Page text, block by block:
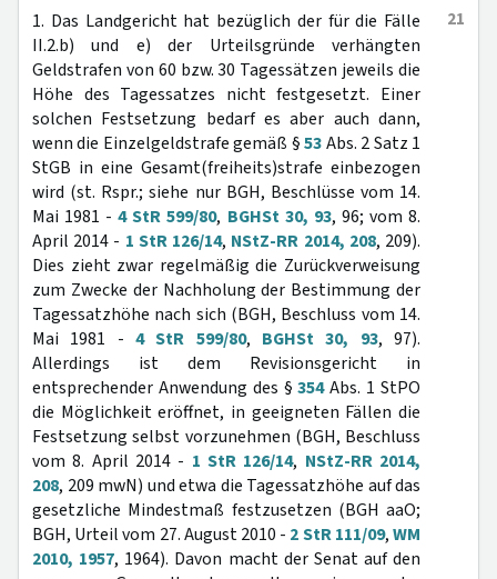
21
1. Das Landgericht hat bezüglich der für die Fälle
II.2.b) und e) der Urteilsgründe verhängten
Geldstrafen von 60 bzw. 30 Tagessätzen jeweils die
Höhe des Tagessatzes nicht festgesetzt. Einer
solchen Festsetzung bedarf es aber auch dann,
wenn die Einzelgeldstrafe gemäß §53Abs. 2 Satz 1
StGB in eine Gesamt(freiheits)strafe einbezogen
wird (st. Rspr.; siehe nur BGH, Beschlüsse vom 14.
Mai 1981 -4 StR 599/80, BGHSt 30, 93, 96; vom 8.
April 2014 - 1 StR 126/14, NStZ-RR 2014, 208, 209).
Dies zieht zwar regelmäßig die Zurückverweisung
zum Zwecke der Nachholung der Bestimmung der
Tagessatzhöhe nach sich (BGH, Beschluss vom 14.
Mai 1981 - 4 StR 599/80, BGHSt 30, 93, 97).
Allerdings ist dem Revisionsgericht in
entsprechender Anwendung des §354Abs. 1 StPO
die Möglichkeit eröffnet, in geeigneten Fällen die
Festsetzung selbst vorzunehmen (BGH, Beschluss
vom 8. April 2014 - 1 StR 126/14, NStZ-RR 2014,
208, 209 mwN) und etwa die Tagessatzhöhe auf das
gesetzliche Mindestmaß festzusetzen (BGH aaO;
BGH, Urteil vom 27. August 2010 - 2 StR 111/09,WM
2010, 1957, 1964). Davon macht der Senat auf den